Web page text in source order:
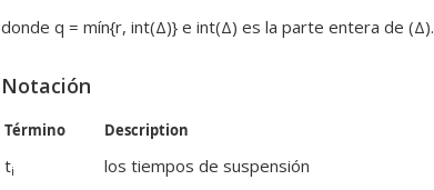
donde q = mín{r, int(Δ)} e int(Δ) es la parte entera de (Δ).
Notación
Término Description
ti
los tiempos de suspensión